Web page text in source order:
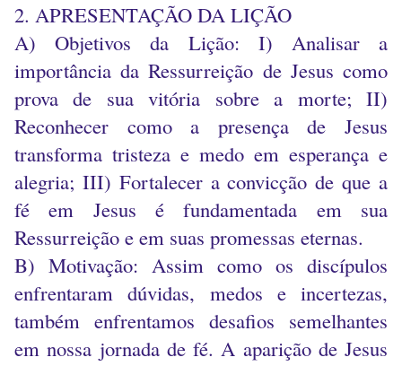
2. APRESENTAÇÃO DA LIÇÃO
A) Objetivos da Lição: I) Analisar a
importância da Ressurreição de Jesus como
prova de sua vitória sobre a morte; II)
Reconhecer como a presença de Jesus
transforma tristeza e medo em esperança e
alegria; III) Fortalecer a convicção de que a
fé em Jesus é fundamentada em sua
Ressurreição e em suas promessas eternas.
B) Motivação: Assim como os discípulos
enfrentaram dúvidas, medos e incertezas,
também enfrentamos desafios semelhantes
em nossa jornada de fé. A aparição de Jesus